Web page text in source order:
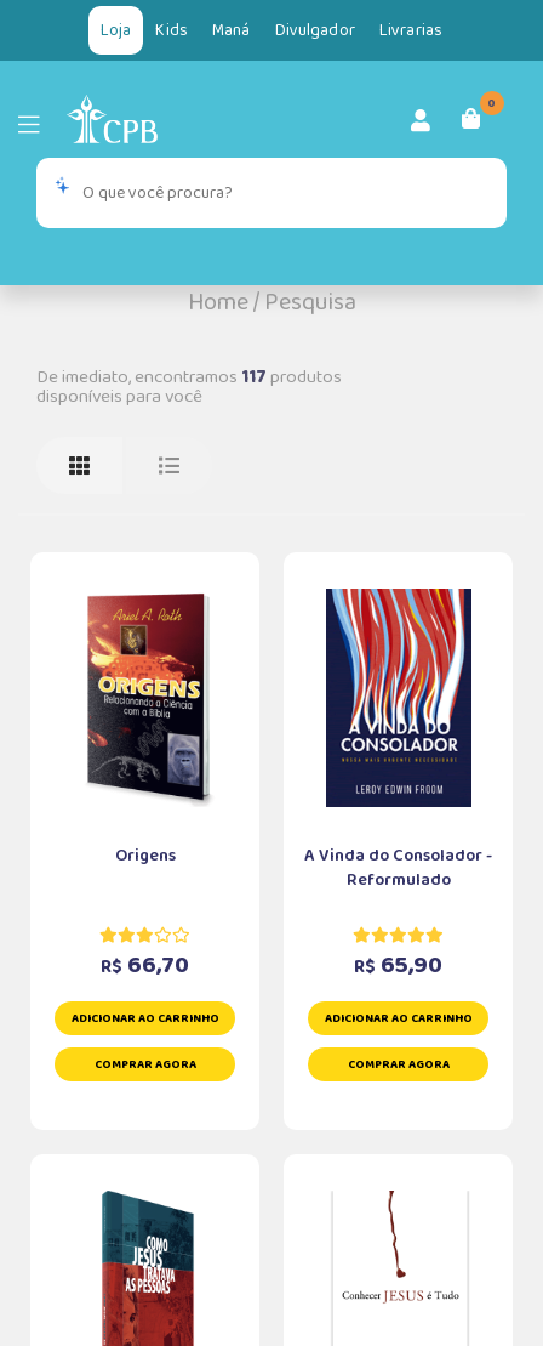
Loja Kids Maná Divulgador Livrarias
0
Home/Pesquisa
De imediato, encontramos 117produtos
disponíveis para você
Origens
R$ 66,70
ADICIONAR AO CARRINHO
COMPRAR AGORA
A Vinda do Consolador -
Reformulado
R$ 65,90
ADICIONAR AO CARRINHO
COMPRAR AGORA